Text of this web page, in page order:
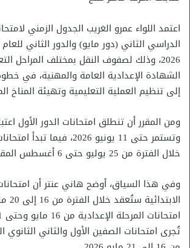
اعتمد اللواء عمرو الغريب الجدول الزمني
2026، وذلك لصفوف النقل بمختلف المراحل
الشهادة الإعدادية العامة والمهنية، في
إلى تنظيم العملية التعليمية وتهيئة المناخ
وتستمر حتى 11 يونيو 2026، فيما
خلال الفترة من 25 يوليو حتى 6 أغسطس المقبل.
وفي هذا السياق، أوضح هاني عنتر أن
تُجرى امتحانات الصفين الأول والثاني الثانوي